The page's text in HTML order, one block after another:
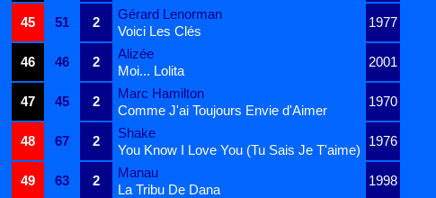
45
51 2
Gérard Lenorman
1977
Voici Les Clés
46
46 2
Alizée
2001
Moi... Lolita
47
45 2
Marc Hamilton
1970
Comme J'ai Toujours Envie d'Aimer
48
67 2
Shake
1976
You Know I Love You (Tu Sais Je T'aime)
49
63 2
Manau
1998
La Tribu De Dana